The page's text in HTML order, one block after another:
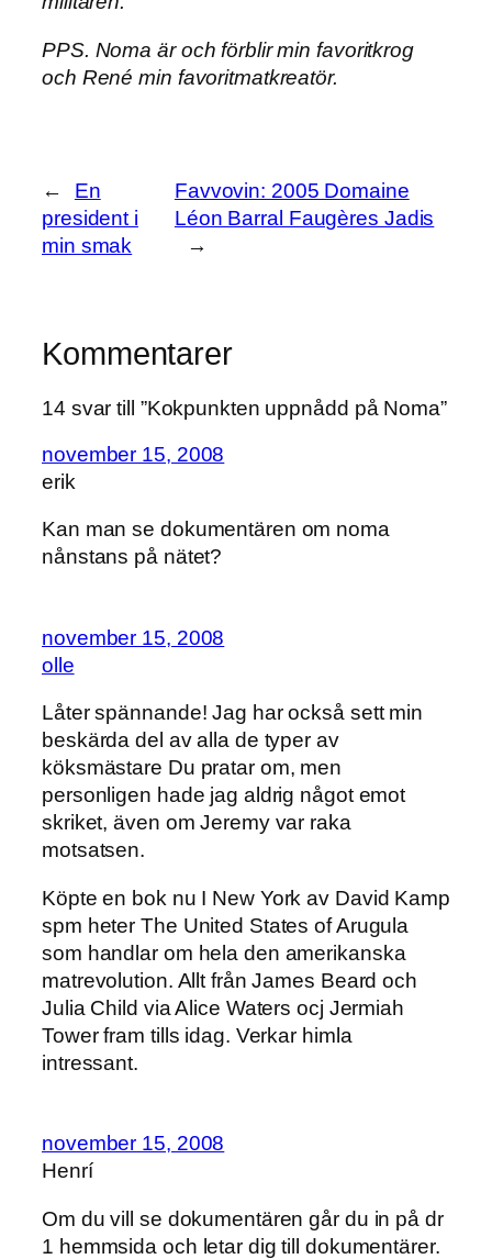
PPS. Noma är och förblir min favoritkrog
och René min favoritmatkreatör.
←
En
president i
min smak
Favvovin: 2005 Domaine
Léon Barral Faugères Jadis
→
Kommentarer
14 svar till ”Kokpunkten uppnådd på Noma”
november 15, 2008
erik
Kan man se dokumentären om noma
nånstans på nätet?
november 15, 2008
olle
Låter spännande! Jag har också sett min
beskärda del av alla de typer av
köksmästare Du pratar om, men
personligen hade jag aldrig något emot
skriket, även om Jeremy var raka
motsatsen.
Köpte en bok nu I New York av David Kamp
spm heter The United States of Arugula
som handlar om hela den amerikanska
matrevolution. Allt från James Beard och
Julia Child via Alice Waters ocj Jermiah
Tower fram tills idag. Verkar himla
intressant.
november 15, 2008
Henrí
Om du vill se dokumentären går du in på dr
1 hemmsida och letar dig till dokumentärer.